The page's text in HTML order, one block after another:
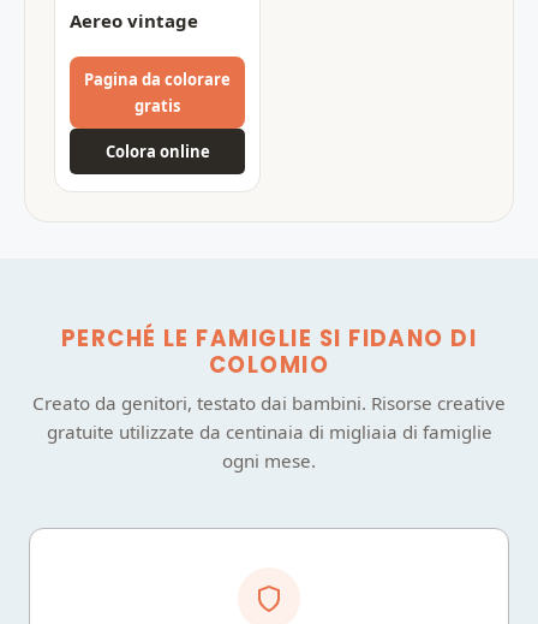
Aereo vintage
Pagina da colorare
gratis
Colora online
PERCHÉ LE FAMIGLIE SI FIDANO DI
COLOMIO
Creato da genitori, testato dai bambini. Risorse creative
gratuite utilizzate da centinaia di migliaia di famiglie
ogni mese.